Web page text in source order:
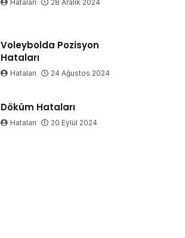
Hataları 28 Aralık 2024
Voleybolda Pozisyon
Hataları
Hataları 24 Ağustos 2024
Döküm Hataları
Hataları 20 Eylül 2024